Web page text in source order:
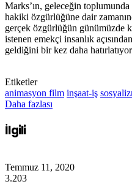
Marks’ın, geleceğin
hakiki özgürlüğüne dair
gerçek özgürlüğün günümüzde
istenen emekçi insanlık
geldiğini bir kez daha
Etiketler
animasyon film inşaat-iş
Daha fazlası
İlgili
Temmuz 11, 2020
3.203